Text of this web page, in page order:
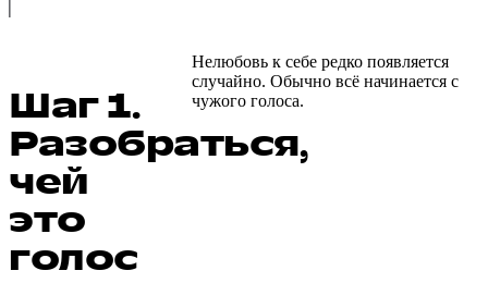
Шаг 1.
Разобраться,
чей
это
голос
Нелюбовь к себе редко появляется
случайно. Обычно всё начинается с
чужого голоса.